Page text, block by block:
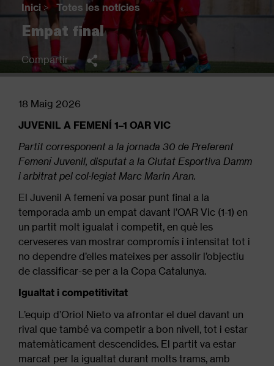
Fil
d'Ariadna
Inici > Totes les notícies
Empat final
Compartir
18 Maig 2026
JUVENIL A FEMENÍ 1–1 OAR VIC
Partit corresponent a la jornada 30 de Preferent
Femení Juvenil, disputat a la Ciutat Esportiva Damm
i arbitrat pel col·legiat Marc Marin Aran.
El Juvenil A femení va posar punt final a la
temporada amb un empat davant l’OAR Vic (1-1) en
un partit molt igualat i competit, en què les
cerveseres van mostrar compromís i intensitat tot i
no dependre d’elles mateixes per assolir l’objectiu
de classificar-se per a la Copa Catalunya.
Igualtat i competitivitat
L’equip d’Oriol Nieto va afrontar el duel davant un
rival que també va competir a bon nivell, tot i estar
matemàticament descendides. El partit va estar
marcat per la igualtat durant molts trams, amb